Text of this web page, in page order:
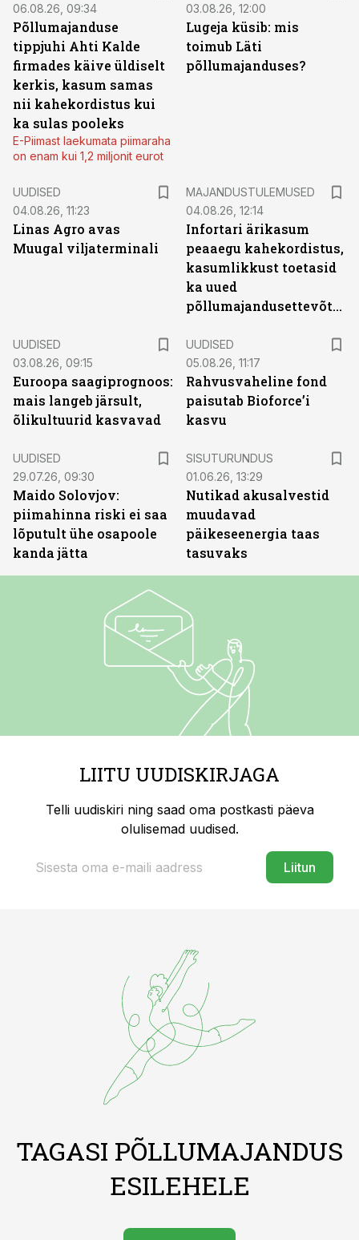
06.08.26, 09:34
Põllumajanduse
tippjuhi Ahti Kalde
firmades käive üldiselt
kerkis, kasum samas
nii kahekordistus kui
ka sulas pooleks
E-Piimast laekumata piimaraha
on enam kui 1,2 miljonit eurot
03.08.26, 12:00
Lugeja küsib: mis
toimub Läti
põllumajanduses?
UUDISED
04.08.26, 11:23
Linas Agro avas
Muugal viljaterminali
MAJANDUSTULEMUSED
04.08.26, 12:14
Infortari ärikasum
peaaegu kahekordistus,
kasumlikkust toetasid
ka uued
põllumajandusettevõtted
UUDISED
03.08.26, 09:15
Euroopa saagiprognoos:
mais langeb järsult,
õlikultuurid kasvavad
UUDISED
05.08.26, 11:17
Rahvusvaheline fond
paisutab Bioforce’i
kasvu
UUDISED
29.07.26, 09:30
Maido Solovjov:
piimahinna riski ei saa
lõputult ühe osapoole
kanda jätta
SISUTURUNDUS
01.06.26, 13:29
Nutikad akusalvestid
muudavad
päikeseenergia taas
tasuvaks
LIITU UUDISKIRJAGA
Telli uudiskiri ning saad oma postkasti päeva
olulisemad uudised.
Liitun
TAGASI PÕLLUMAJANDUS
ESILEHELE